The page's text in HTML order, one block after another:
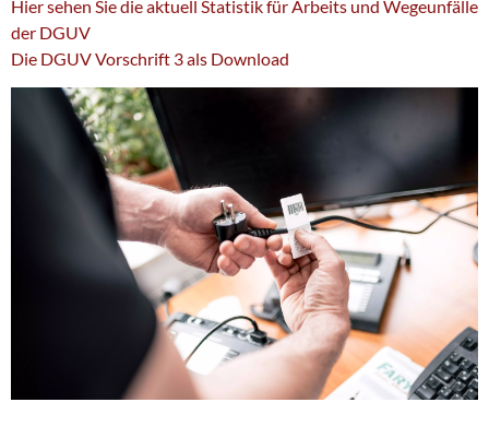
Hier sehen Sie die aktuell Statistik für Arbeits und Wegeunfälle
der DGUV
Die DGUV Vorschrift 3 als Download